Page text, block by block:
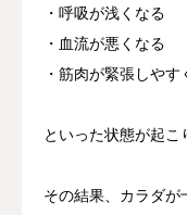
・呼吸が浅くなる
・血流が悪くなる
・筋肉が緊張しやす
といった状態が起こ
その結果、カラダが